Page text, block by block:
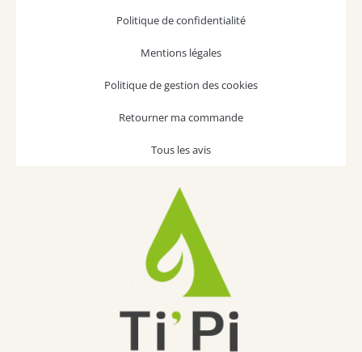
Politique de confidentialité
Mentions légales
Politique de gestion des cookies
Retourner ma commande
Tous les avis